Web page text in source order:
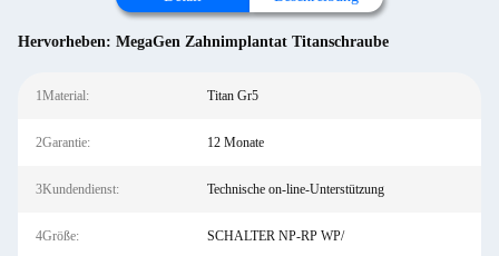
Hervorheben: MegaGen Zahnimplantat Titanschraube
1Material: Titan Gr5
2Garantie: 12 Monate
3Kundendienst: Technische on-line-Unterstützung
4Größe: SCHALTER NP-RP WP/